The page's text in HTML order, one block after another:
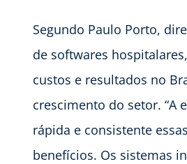
Segundo Paulo Porto,
de softwares
custos e resultados no
crescimento do setor. “A
rápida e consistente
benefícios. Os sistemas